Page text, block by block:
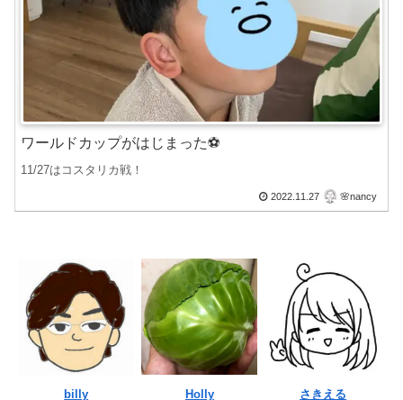
ワールドカップがはじまった⚽️
11/27はコスタリカ戦！
2022.11.27 🌸nancy
billy Holly さきえる